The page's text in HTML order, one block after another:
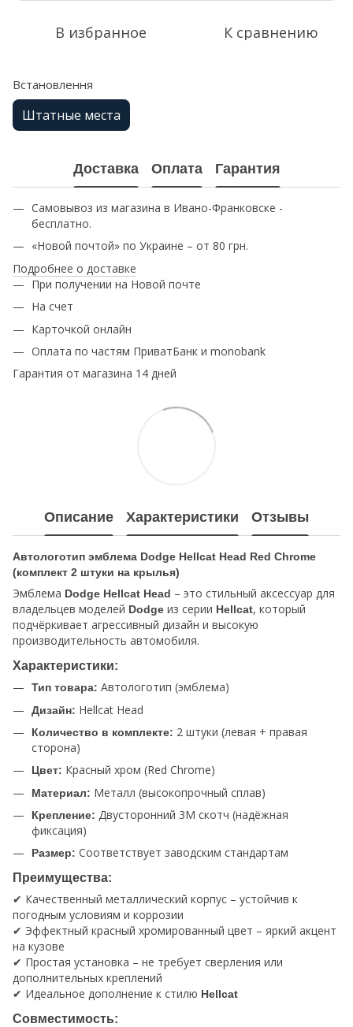
В избранное К сравнению
Встановлення
Штатные места
Доставка Оплата Гарантия
Самовывоз из магазина в Ивано-Франковске -
бесплатно.
«Новой почтой» по Украине – от 80 грн.
Подробнее о доставке
При получении на Новой почте
На счет
Карточкой онлайн
Оплата по частям ПриватБанк и monobank
Гарантия от магазина 14 дней
Описание Характеристики Отзывы
Автологотип эмблема Dodge Hellcat Head Red Chrome
(комплект 2 штуки на крылья)
Эмблема Dodge Hellcat Head – это стильный аксессуар для
владельцев моделей Dodge из серии Hellcat, который
подчёркивает агрессивный дизайн и высокую
производительность автомобиля.
Характеристики:
Тип товара: Автологотип (эмблема)
Дизайн: Hellcat Head
Количество в комплекте: 2 штуки (левая + правая
сторона)
Цвет: Красный хром (Red Chrome)
Материал: Металл (высокопрочный сплав)
Крепление: Двусторонний 3M скотч (надёжная
фиксация)
Размер: Соответствует заводским стандартам
Преимущества:
✔ Качественный металлический корпус – устойчив к
погодным условиям и коррозии
✔ Эффектный красный хромированный цвет – яркий акцент
на кузове
✔ Простая установка – не требует сверления или
дополнительных креплений
✔ Идеальное дополнение к стилю Hellcat
Совместимость: